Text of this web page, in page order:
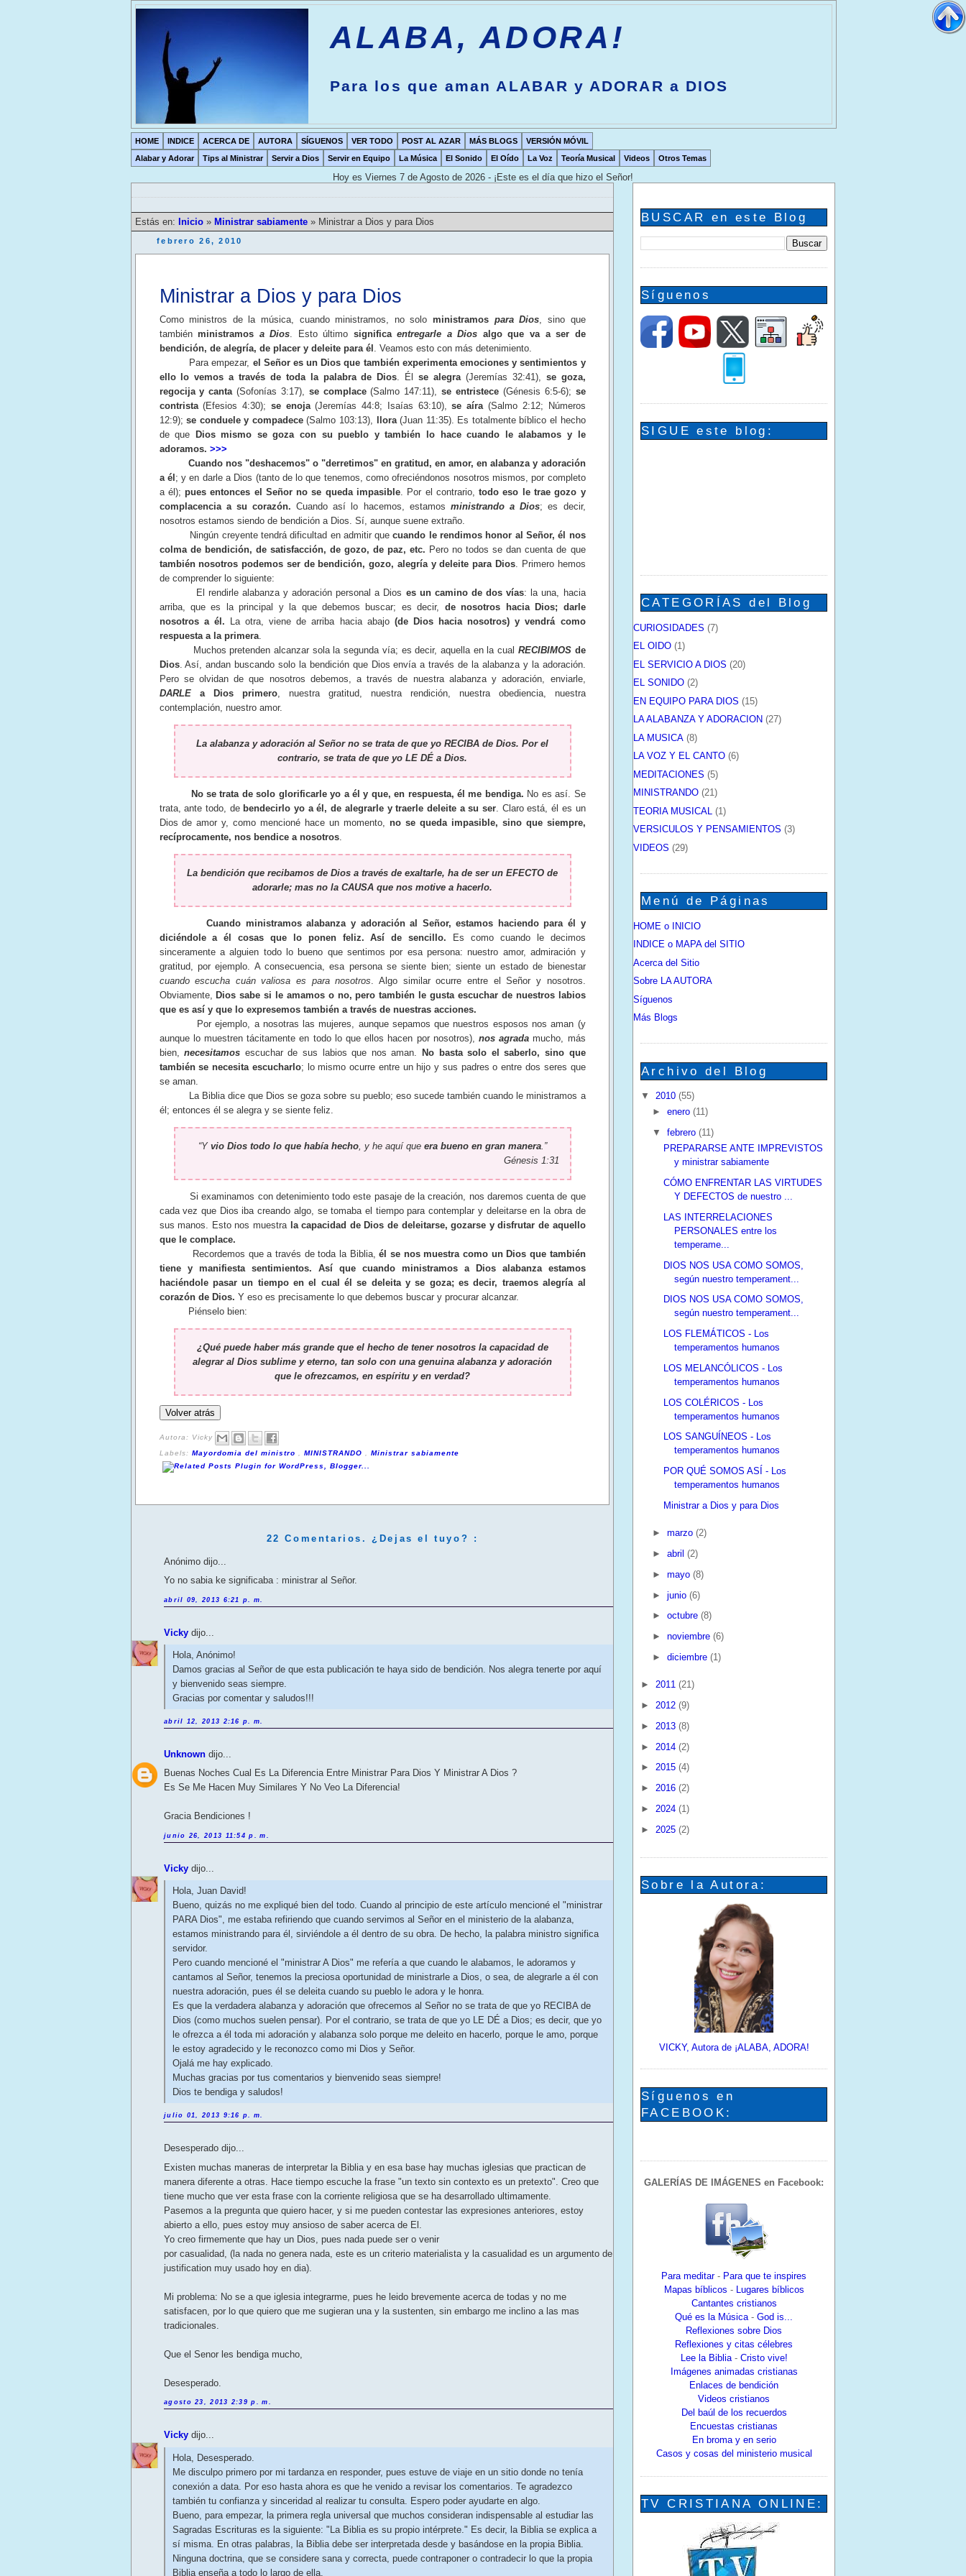
ALABA, ADORA!
Para los que aman ALABAR y ADORAR a DIOS
HOME INDICE ACERCA DE AUTORA SÍGUENOS VER TODO POST AL AZAR MÁS BLOGS
VERSIÓN MÓVIL
Alabar y Adorar
Tips al Ministrar Servir a Dios Servir en Equipo La Música El Sonido El Oído La Voz Teoría Musical Videos Otros Temas
Hoy es Viernes 7 de Agosto de 2026 - ¡Este es el día que hizo el Señor!
Estás en: Inicio » Ministrar sabiamente » Ministrar a Dios y para Dios
febrero 26, 2010
Ministrar a Dios y para Dios
Como ministros de la música, cuando ministramos, no soloministramos para Dios , sino que
tambiénministramos a Dios . Esto último significaentregarle a Dios algo que va a ser de
bendición, de alegría, de placer y deleite para él
. Veamos esto con más detenimiento.
Para empezar, el Señor es un Dios que también experimenta emociones y sentimientos y
ello lo vemos a través de toda la palabra de Dios . Élse alegra(Jeremías 32:41), se goza,
regocija y canta (Sofonías 3:17), se complace(Salmo 147:11),se entristece (Génesis 6:5-6); se
contrista(Efesios 4:30); se enoja(Jeremías 44:8; Isaías 63:10),se aíra (Salmo 2:12; Números
12:9);se conduele y compadece(Salmo 103:13), llora(Juan 11:35). Es totalmente bíblico el hecho
de que
Dios mismo se goza con su pueblo y también lo hace cuando le alabamos y le
adoramos. >>>
Cuando nos "deshacemos" o "derretimos" en gratitud, en amor, en alabanza y adoración
a él ; y en darle a Dios (tanto de lo que tenemos, como ofreciéndonos nosotros mismos, por completo
a él);pues entonces el Señor no se queda impasible . Por el contrario,todo eso le trae gozo y
complacencia a su corazón. Cuando así lo hacemos, estamos ministrando a Dios; es decir,
nosotros estamos siendo de bendición a Dios. Sí, aunque suene extraño.
Ningún creyente tendrá dificultad en admitir quecuando le rendimos honor al Señor, él nos
colma de bendición, de satisfacción, de gozo, de paz, etc. Pero no todos se dan cuenta de que
también nosotros podemos ser de bendición, gozo, alegría y deleite para Dios. Primero hemos
de comprender lo siguiente:
El rendirle alabanza y adoración personal a Dios es un camino de dos vías: la una, hacia
arriba, que es la principal y la que debemos buscar; es decir, de nosotros hacia
Dios; darle
nosotros a él. La otra, viene de arriba hacia abajo (de Dios hacia nosotros) y vendrá como
respuesta a la primera.
Muchos pretenden alcanzar sola la segunda vía; es decir, aquella en la cual RECIBIMOS de
Dios. Así, andan buscando solo la bendición que Dios envía a través de la alabanza y la adoración.
Pero se olvidan de que nosotros debemos, a través de nuestra alabanza y adoración, enviarle,
DARLE a Dios primero, nuestra gratitud, nuestra rendición, nuestra obediencia, nuestra
contemplación, nuestro amor.
La alabanza y adoración al Señor no se trata de que yo RECIBA de Dios. Por el
contrario, se trata de que yo LE DÉ a Dios.
No se trata de solo glorificarle yo a él y que, en respuesta, él me bendiga. No es así. Se
trata, ante todo, de bendecirlo yo a él, de alegrarle y traerle deleite a su ser . Claro está, él es un
Dios de amor y, como mencioné hace un momento, no se queda impasible, sino que siempre,
recíprocamente, nos bendice a nosotros.
La bendición que recibamos de Dios a través de exaltarle, ha de ser un EFECTO de
adorarle; mas no la CAUSA que nos motive a hacerlo.
Cuando ministramos alabanza y adoración al Señor, estamos haciendo para él y
diciéndole a él cosas que lo ponen feliz. Así de sencillo.
Es como cuando le decimos
sinceramente a alguien todo lo bueno que sentimos por esa persona: nuestro amor, admiración y
gratitud, por ejemplo. A consecuencia, esa persona se siente bien; siente un estado de bienestar
cuando escucha cuán valiosa es para nosotros . Algo similar ocurre entre el Señor y nosotros.
Obviamente,
Dios sabe si le amamos o no, pero también le gusta escuchar de nuestros labios
que es así y que lo expresemos también a través de nuestras acciones.
Por ejemplo, a nosotras las mujeres, aunque sepamos que nuestros esposos nos aman (y
aunque lo muestren tácitamente en todo lo que ellos hacen por nosotros), nos agrada mucho, más
bien,necesitamos escuchar de sus labios que nos aman.
No basta solo el saberlo, sino que
también se necesita escucharlo; lo mismo ocurre entre un hijo y sus padres o entre dos seres que
se aman.
La Biblia dice que Dios se goza sobre su pueblo; eso sucede también cuando le ministramos a
él; entonces él se alegra y se siente feliz.
“Y vio Dios todo lo que había hecho, y he aquí que era bueno en gran manera.”
Génesis 1:31
Si examinamos con detenimiento todo este pasaje de la creación, nos daremos cuenta de que
cada vez que Dios iba creando algo, se tomaba el tiempo para contemplar y deleitarse en la obra de
sus manos. Esto nos muestra la capacidad de Dios de deleitarse, gozarse y disfrutar de aquello
que le complace.
Recordemos que a través de toda la Biblia,él se nos muestra como un Dios que también
tiene y manifiesta sentimientos. Así que cuando ministramos a Dios alabanza estamos
haciéndole pasar un tiempo en el cual él se deleita y se goza; es decir, traemos alegría al
corazón de Dios. Y eso es precisamente lo que debemos buscar y procurar alcanzar.
Piénselo bien:
¿Qué puede haber más grande que el hecho de tener nosotros la capacidad de
alegrar al Dios sublime y eterno, tan solo con una genuina alabanza y adoración
que le ofrezcamos, en espíritu y en verdad?
Autora: Vicky
Labels: Mayordomia del ministro MINISTRANDO ,Ministrar sabiamente
22 Comentarios. ¿Dejas el tuyo? :
Anónimo dijo...
Yo no sabia ke significaba : ministrar al Señor.
abril 09, 2013 6:21 p. m.
Vicky dijo...
Hola, Anónimo!
Damos gracias al Señor de que esta publicación te haya sido de bendición. Nos alegra tenerte por aquí
y bienvenido seas siempre.
Gracias por comentar y saludos!!!
abril 12, 2013 2:16 p. m.
Unknown dijo...
Buenas Noches Cual Es La Diferencia Entre Ministrar Para Dios Y Ministrar A Dios ?
Es Se Me Hacen Muy Similares Y No Veo La Diferencia!
Gracia Bendiciones !
junio 26, 2013 11:54 p. m.
Vicky dijo...
Hola, Juan David!
Bueno, quizás no me expliqué bien del todo. Cuando al principio de este artículo mencioné el "ministrar
PARA Dios", me estaba refiriendo que cuando servimos al Señor en el ministerio de la alabanza,
estamos ministrando para él, sirviéndole a él dentro de su obra. De hecho, la palabra ministro significa
servidor.
Pero cuando mencioné el "ministrar A Dios" me refería a que cuando le alabamos, le adoramos y
cantamos al Señor, tenemos la preciosa oportunidad de ministrarle a Dios, o sea, de alegrarle a él con
nuestra adoración, pues él se deleita cuando su pueblo le adora y le honra.
Es que la verdadera alabanza y adoración que ofrecemos al Señor no se trata de que yo RECIBA de
Dios (como muchos suelen pensar). Por el contrario, se trata de que yo LE DÉ a Dios; es decir, que yo
le ofrezca a él toda mi adoración y alabanza solo porque me deleito en hacerlo, porque le amo, porque
le estoy agradecido y le reconozco como mi Dios y Señor.
Ojalá me hay explicado.
Muchas gracias por tus comentarios y bienvenido seas siempre!
Dios te bendiga y saludos!
julio 01, 2013 9:16 p. m.
Desesperado dijo...
Existen muchas maneras de interpretar la Biblia y en esa base hay muchas iglesias que practican de
manera diferente a otras. Hace tiempo escuche la frase "un texto sin contexto es un pretexto". Creo que
tiene mucho que ver esta frase con la corriente religiosa que se ha desarrollado ultimamente.
Pasemos a la pregunta que quiero hacer, y si me pueden contestar las expresiones anteriores, estoy
abierto a ello, pues estoy muy ansioso de saber acerca de El.
Yo creo firmemente que hay un Dios, pues nada puede ser o venir
por casualidad, (la nada no genera nada, este es un criterio materialista y la casualidad es un argumento de
justification muy usado hoy en dia).
Mi problema: No se a que iglesia integrarme, pues he leido brevemente acerca de todas y no me
satisfacen, por lo que quiero que me sugieran una y la sustenten, sin embargo me inclino a las mas
tradicionales.
Que el Senor les bendiga mucho,
Desesperado.
agosto 23, 2013 2:39 p. m.
Vicky dijo...
Hola, Desesperado.
Me disculpo primero por mi tardanza en responder, pues estuve de viaje en un sitio donde no tenía
conexión a data. Por eso hasta ahora es que he venido a revisar los comentarios. Te agradezco
también tu confianza y sinceridad al realizar tu consulta. Espero poder ayudarte en algo.
Bueno, para empezar, la primera regla universal que muchos consideran indispensable al estudiar las
Sagradas Escrituras es la siguiente: "La Biblia es su propio intérprete." Es decir, la Biblia se explica a
sí misma. En otras palabras, la Biblia debe ser interpretada desde y basándose en la propia Biblia.
Ninguna doctrina, que se considere sana y correcta, puede contraponer o contradecir lo que la propia
Biblia enseña a todo lo largo de ella.
BUSCAR en este Blog
Síguenos
SIGUE este blog:
CATEGORÍAS del Blog
CURIOSIDADES (7)
EL OIDO (1)
EL SERVICIO A DIOS (20)
EL SONIDO (2)
EN EQUIPO PARA DIOS (15)
LA ALABANZA Y ADORACION (27)
LA MUSICA (8)
LA VOZ Y EL CANTO (6)
MEDITACIONES (5)
MINISTRANDO (21)
TEORIA MUSICAL (1)
VERSICULOS Y PENSAMIENTOS (3)
VIDEOS (29)
Menú de Páginas
HOME o INICIO
INDICE o MAPA del SITIO
Acerca del Sitio
Sobre LA AUTORA
Síguenos
Más Blogs
Archivo del Blog
▼ 2010 (55)
► enero (11)
▼ febrero (11)
PREPARARSE ANTE IMPREVISTOS
y ministrar sabiamente
CÓMO ENFRENTAR LAS VIRTUDES
Y DEFECTOS de nuestro ...
LAS INTERRELACIONES
PERSONALES entre los
temperame...
DIOS NOS USA COMO SOMOS,
según nuestro temperament...
DIOS NOS USA COMO SOMOS,
según nuestro temperament...
LOS FLEMÁTICOS - Los
temperamentos humanos
LOS MELANCÓLICOS - Los
temperamentos humanos
LOS COLÉRICOS - Los
temperamentos humanos
LOS SANGUÍNEOS - Los
temperamentos humanos
POR QUÉ SOMOS ASÍ - Los
temperamentos humanos
Ministrar a Dios y para Dios
► marzo (2)
► abril (2)
► mayo (8)
► junio (6)
► octubre (8)
► noviembre (6)
► diciembre (1)
► 2011 (21)
► 2012 (9)
► 2013 (8)
► 2014 (2)
► 2015 (4)
► 2016 (2)
► 2024 (1)
► 2025 (2)
Sobre la Autora:
VICKY, Autora de ¡ALABA, ADORA!
Síguenos en
FACEBOOK:
GALERÍAS DE IMÁGENES en Facebook:
Para meditar- Para que te inspires
Mapas bíblicos - Lugares bíblicos
Cantantes cristianos
Qué es la Música - God is...
Reflexiones sobre Dios
Reflexiones y citas célebres
Lee la Biblia- Cristo vive!
Imágenes animadas cristianas
Enlaces de bendición
Videos cristianos
Del baúl de los recuerdos
Encuestas cristianas
En broma y en serio
Casos y cosas del ministerio musical
TV CRISTIANA ONLINE: